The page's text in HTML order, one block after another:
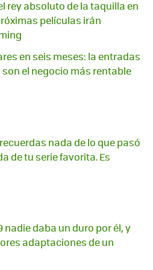
rey absoluto de la taquilla en
películas irán
en seis meses: la entradas
el negocio más rentable
nada de lo que pasó
de tu serie favorita. Es
nadie daba un duro por él, y
adaptaciones de un